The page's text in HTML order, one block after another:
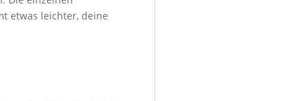
etwas leichter, deine